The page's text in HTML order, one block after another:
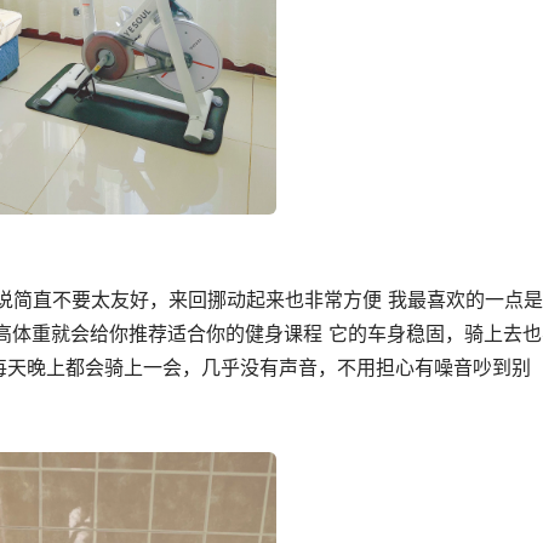
直不要太友好，来回挪动起来也非常方便 我最喜欢的一点
重就会给你推荐适合你的健身课程 它的车身稳固，骑上去
晚上都会骑上一会，几乎没有声音，不用担心有噪音吵到别